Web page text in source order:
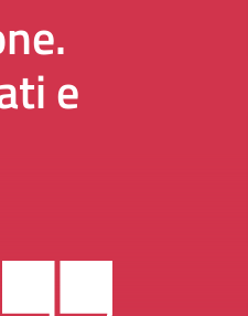
e